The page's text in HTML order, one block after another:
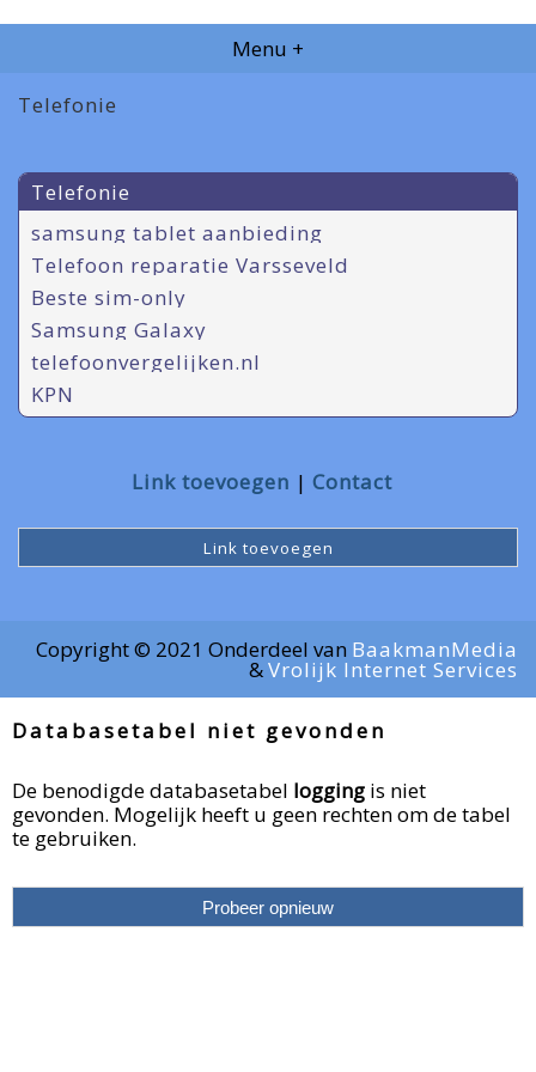
Menu +
Telefonie
Telefonie
samsung tablet aanbieding
Telefoon reparatie Varsseveld
Beste sim-only
Samsung Galaxy
telefoonvergelijken.nl
KPN
Link toevoegen Contact
Link toevoegen
Copyright © 2021 Onderdeel van BaakmanMedia
&Vrolijk Internet Services
Databasetabel niet gevonden
De benodigde databasetabel logging is niet
gevonden. Mogelijk heeft u geen rechten om de tabel
te gebruiken.